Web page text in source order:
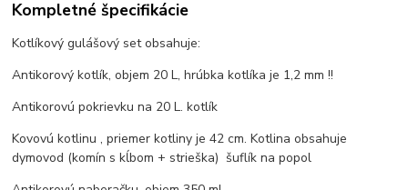
Kompletné špecifikácie
Kotlíkový gulášový set obsahuje:
Antikorový kotlík, objem 20 L, hrúbka kotlíka je 1,2 mm !!
Antikorovú pokrievku na 20 L. kotlík
Kovovú kotlinu , priemer kotliny je 42 cm. Kotlina obsahuje
dymovod (komín s kĺbom + strieška) šuflík na popol